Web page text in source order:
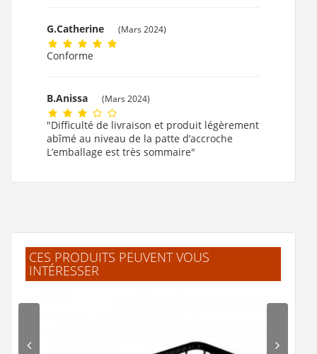
G.Catherine (Mars 2024)
Conforme
B.Anissa (Mars 2024)
"Difficulté de livraison et produit légèrement
abîmé au niveau de la patte d’accroche
L’emballage est très sommaire"
bonne qualité"
CES PRODUITS PEUVENT VOUS
INTÉRESSER